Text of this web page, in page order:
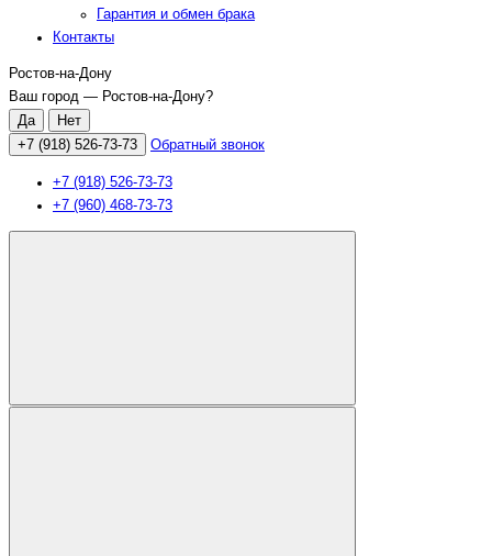
Гарантия и обмен брака
Контакты
Ростов-на-Дону
Ваш город — Ростов-на-Дону?
+7 (918) 526-73-73 Обратный звонок
+7 (918) 526-73-73
+7 (960) 468-73-73